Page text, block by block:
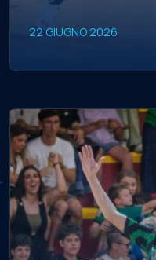
a sud. Certamente
tra le prime […]
22 GIUGNO 2026